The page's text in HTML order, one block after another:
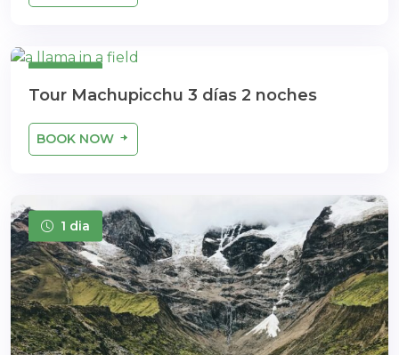
Tour Machupicchu 3 días 2 noches
BOOK NOW
1 dia